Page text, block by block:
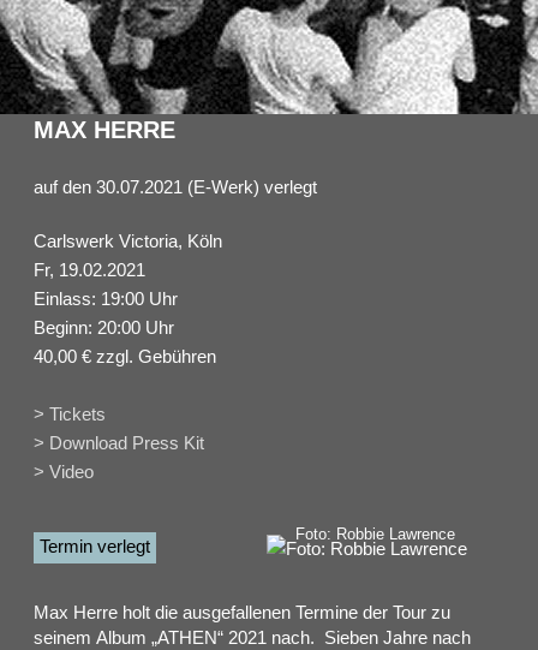
MAX HERRE
auf den 30.07.2021 (E-Werk) verlegt
Carlswerk Victoria, Köln
Fr, 19.02.2021
Einlass: 19:00 Uhr
Beginn: 20:00 Uhr
40,00 € zzgl. Gebühren
> Tickets
> Download Press Kit
> Video
Termin verlegt
Foto: Robbie Lawrence
Max Herre holt die ausgefallenen Termine der Tour zu
seinem Album „ATHEN“ 2021 nach. Sieben Jahre nach